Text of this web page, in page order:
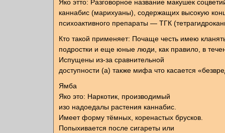
Яко этто: Разговорное название макушек
каннабис (марихуаны), содержащих высокую
психоактивного препараты — ТГК
Кто такой применяет: Почаще честь имею
подростки и еще юные люди, как правило, в
Испущены из-за сравнительной
доступности (а) также мифа что касается
Ямба
Яко это: Наркотик, производимый
изо надоедалы растения каннабис.
Имеет форму тёмных, коренастых брусков.
Попыхивается после сигареты или